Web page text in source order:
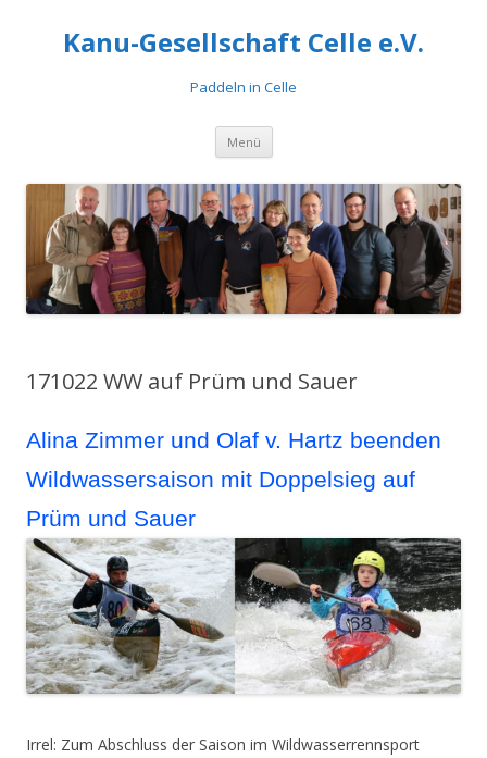
Kanu-Gesellschaft Celle e.V.
Paddeln in Celle
Menü Zum
springen
171022 WW auf Prüm und Sauer
Alina Zimmer und Olaf v. Hartz beenden
Wildwassersaison mit Doppelsieg auf
Prüm und Sauer
Irrel: Zum Abschluss der Saison im Wildwasserrennsport